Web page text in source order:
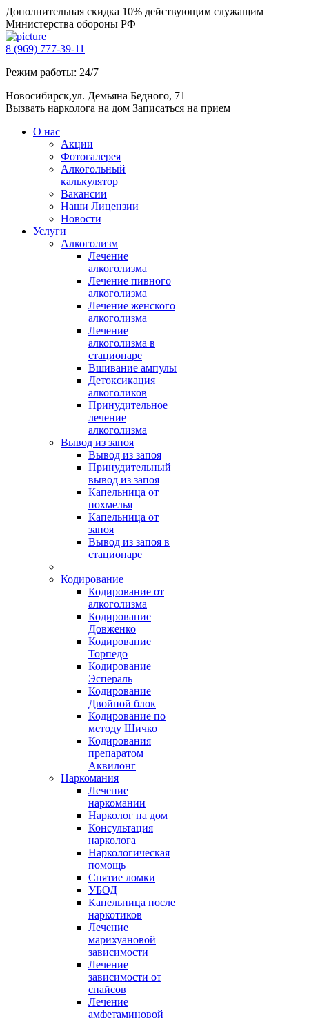
Дополнительная скидка 10% действующим служащим
Министерства обороны РФ
8 (969) 777-39-11
Режим работы: 24/7
Новосибирск,ул. Демьяна Бедного, 71
Вызвать нарколога на дом Записаться на прием
О нас
Акции
Фотогалерея
Алкогольный
калькулятор
Вакансии
Наши Лицензии
Новости
Услуги
Алкоголизм
Лечение
алкоголизма
Лечение пивного
алкоголизма
Лечение женского
алкоголизма
Лечение
алкоголизма в
стационаре
Вшивание ампулы
Детоксикация
алкоголиков
Принудительное
лечение
алкоголизма
Вывод из запоя
Вывод из запоя
Принудительный
вывод из запоя
Капельница от
похмелья
Капельница от
запоя
Вывод из запоя в
стационаре
Кодирование
Кодирование от
алкоголизма
Кодирование
Довженко
Кодирование
Торпедо
Кодирование
Эспераль
Кодирование
Двойной блок
Кодирование по
методу Шичко
Кодирования
препаратом
Аквилонг
Наркомания
Лечение
наркомании
Нарколог на дом
Консультация
нарколога
Наркологическая
помощь
Снятие ломки
УБОД
Капельница после
наркотиков
Лечение
марихуановой
зависимости
Лечение
зависимости от
спайсов
Лечение
амфетаминовой